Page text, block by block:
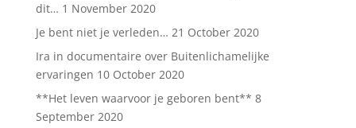
dit… 1 November 2020
Je bent niet je verleden… 21 October 2020
Ira in documentaire over Buitenlichamelijke
ervaringen 10 October 2020
**Het leven waarvoor je geboren bent** 8
September 2020